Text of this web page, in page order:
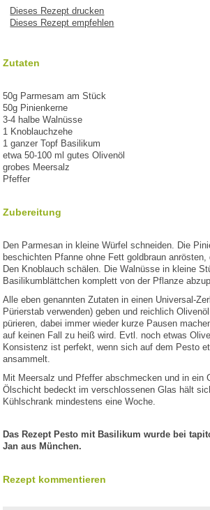
Dieses Rezept drucken
Dieses Rezept empfehlen
Zutaten
50g Parmesam am Stück
50g Pinienkerne
3-4 halbe Walnüsse
1 Knoblauchzehe
1 ganzer Topf Basilikum
etwa 50-100 ml gutes Olivenöl
grobes Meersalz
Pfeffer
Zubereitung
Den Parmesan in kleine Würfel schneiden. Die
beschichten Pfanne ohne Fett goldbraun anrösten,
Den Knoblauch schälen. Die Walnüsse in kleine
Basilikumblättchen komplett von der Pflanze
Alle eben genannten Zutaten in einen Universal-
Pürierstab verwenden) geben und reichlich
pürieren, dabei immer wieder kurze Pausen
auf keinen Fall zu heiß wird. Evtl. noch etwas
Konsistenz ist perfekt, wenn sich auf dem Pesto
ansammelt.
Mit Meersalz und Pfeffer abschmecken und in ein
Ölschicht bedeckt im verschlossenen Glas hält
Kühlschrank mindestens eine Woche.
Das Rezept Pesto mit Basilikum wurde bei
Jan aus München.
Rezept kommentieren